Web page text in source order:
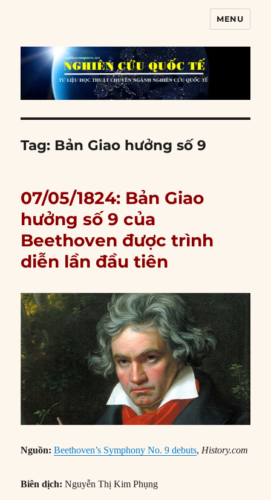
MENU
Tag: Bản Giao hưởng số 9
07/05/1824: Bản Giao
hưởng số 9 của
Beethoven được trình
diễn lần đầu tiên
Nguồn:Beethoven’s Symphony No. 9 debuts, History.com
Biên dịch: Nguyễn Thị Kim Phụng